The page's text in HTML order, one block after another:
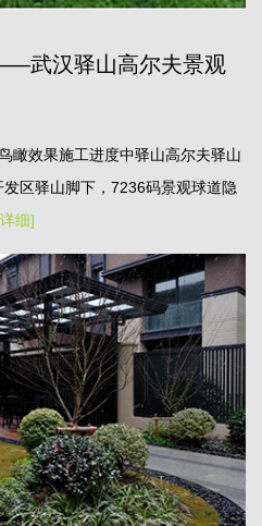
武汉驿山高尔夫景观
瞰效果施工进度中驿山高尔夫驿山
区驿山脚下，7236码景观球道隐
细]